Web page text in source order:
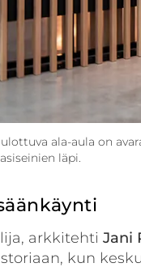
ala-aula on
läpi.
arkkitehti Jani
kun